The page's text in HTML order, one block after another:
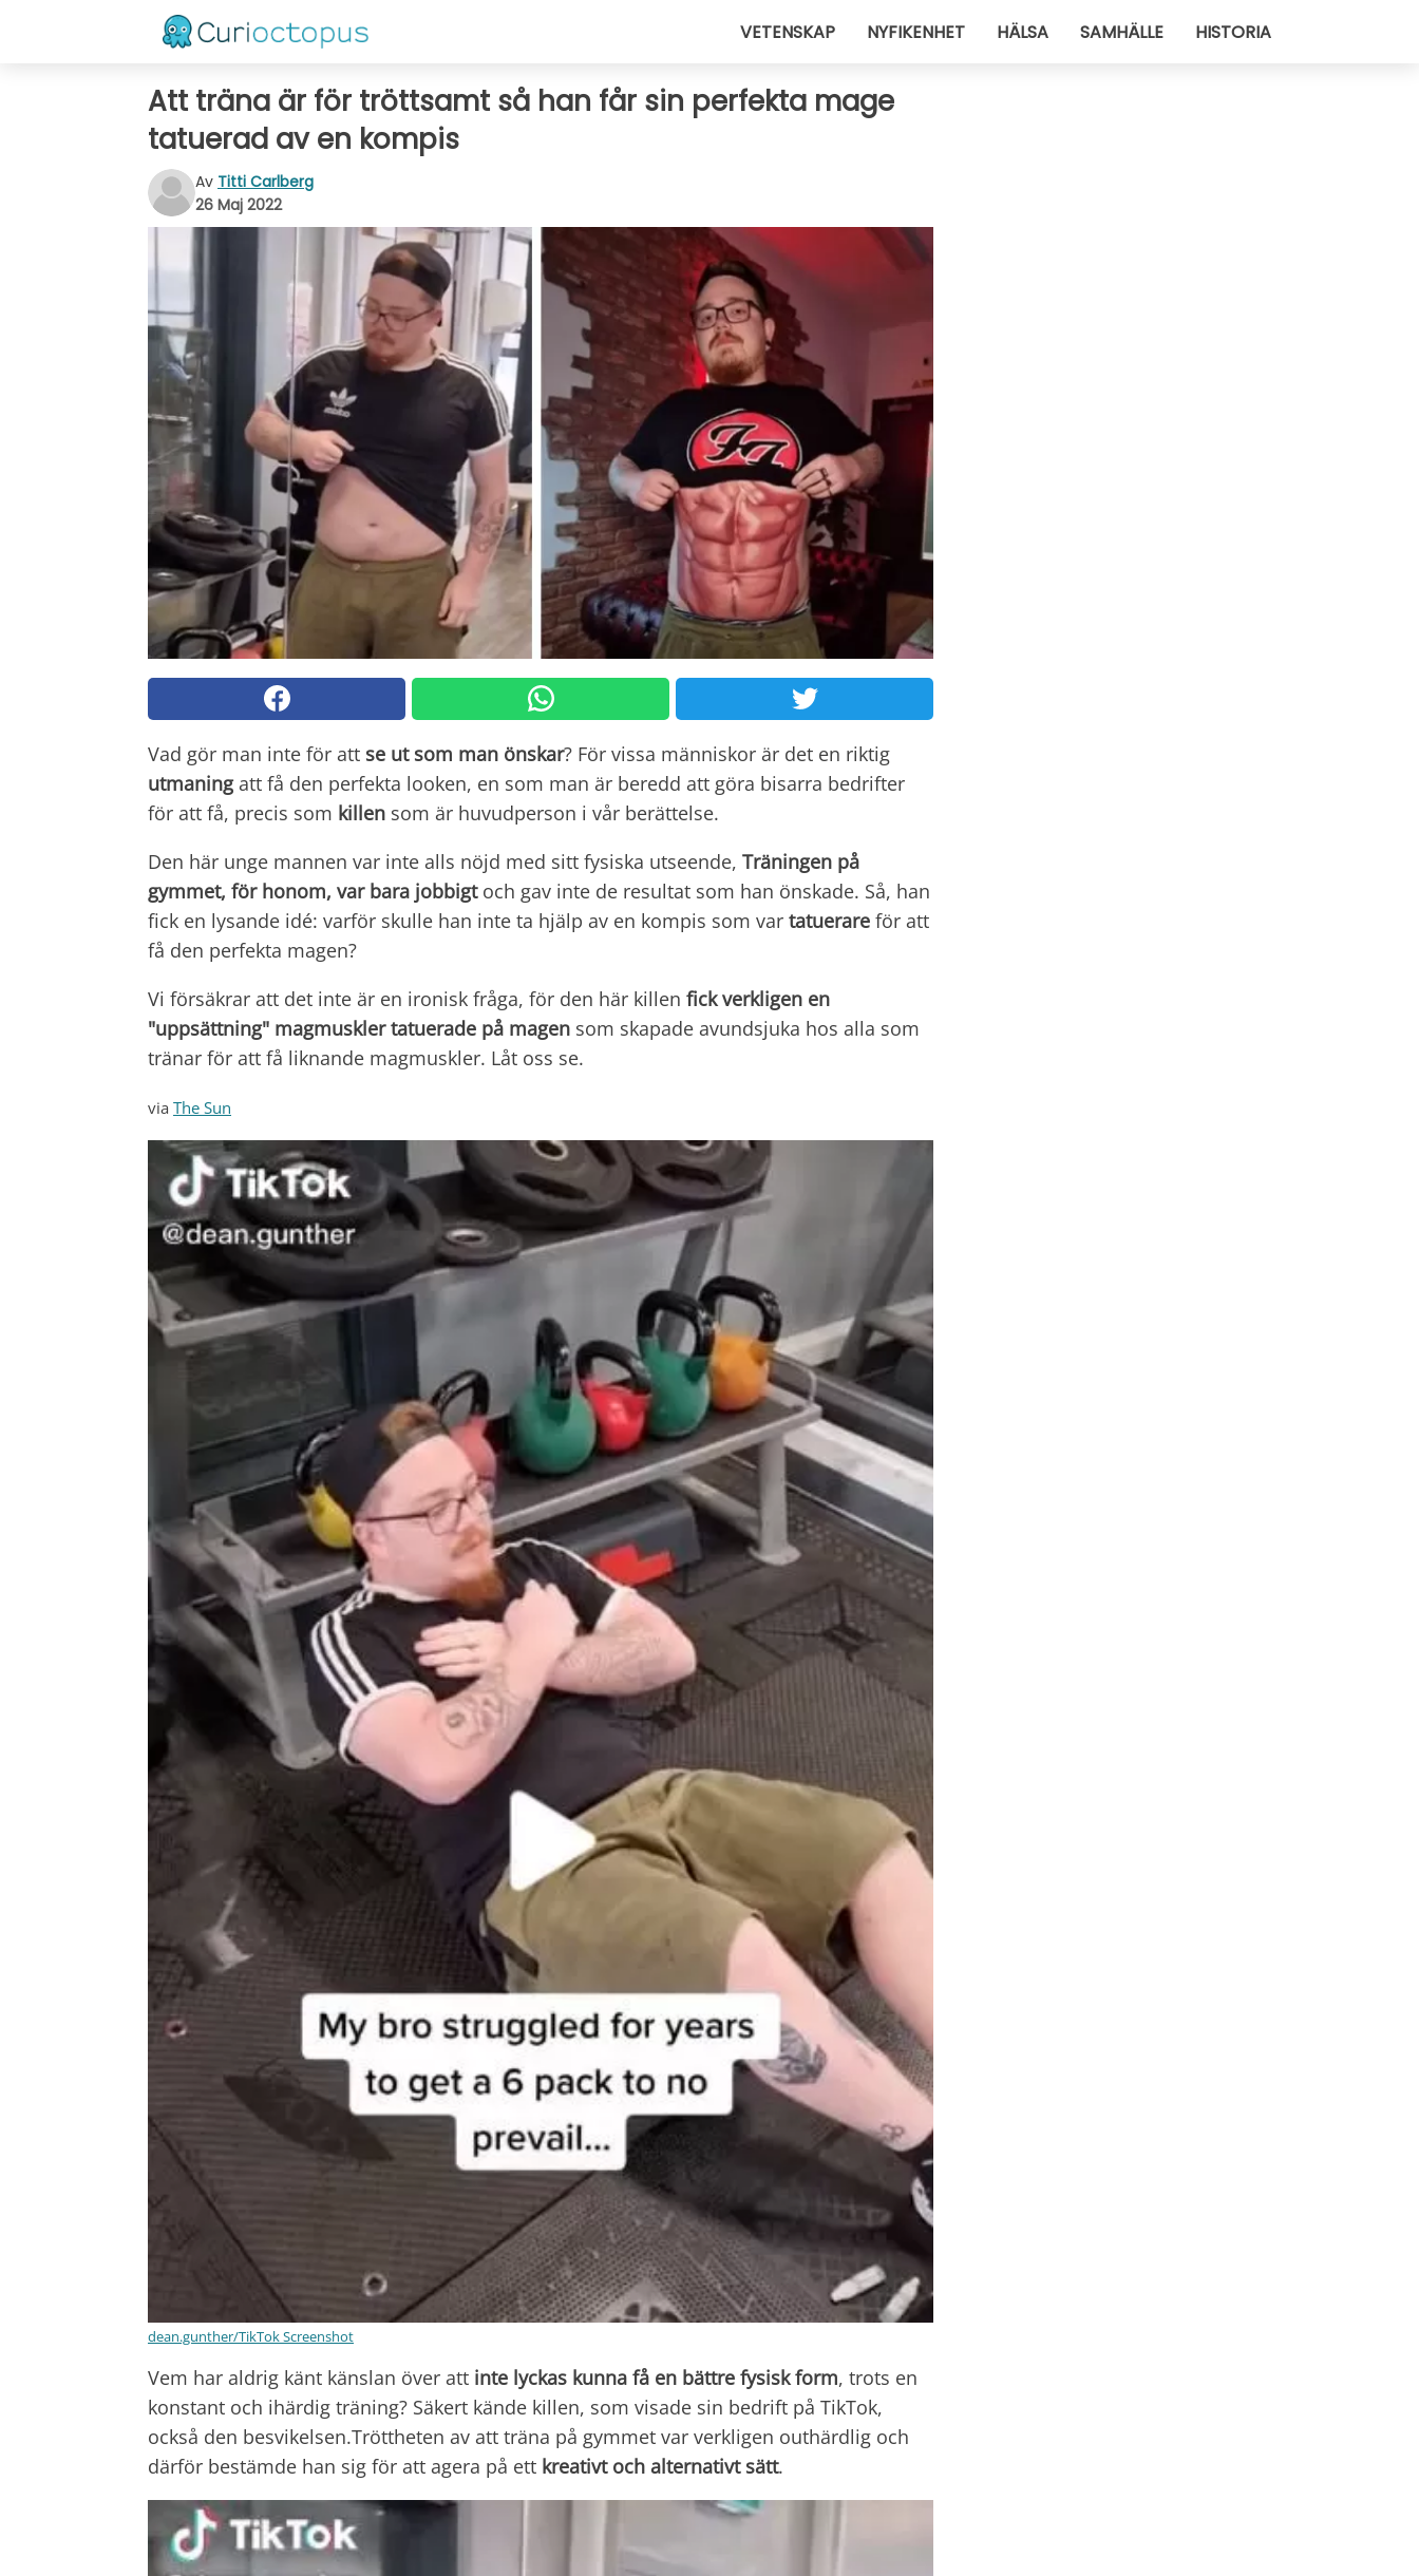
VETENSKAP NYFIKENHET HÄLSA SAMHÄLLE HISTORIA
Att träna är för tröttsamt så han får sin perfekta mage
tatuerad av en kompis
Av Titti Carlberg
26 Maj 2022
Vad gör man inte för att se ut som man önskar? För vissa människor är det en riktig
utmaningatt få den perfekta looken, en som man är beredd att göra bisarra bedrifter
för att få, precis som killen som är huvudperson i vår berättelse.
Den här unge mannen var inte alls nöjd med sitt fysiska utseende, Träningen på
gymmet, för honom, var bara jobbigtoch gav inte de resultat som han önskade. Så, han
fick en lysande idé: varför skulle han inte ta hjälp av en kompis som var tatuerare för att
få den perfekta magen?
Vi försäkrar att det inte är en ironisk fråga, för den här killen fick verkligen en
"uppsättning" magmuskler tatuerade på magen som skapade avundsjuka hos alla som
tränar för att få liknande magmuskler. Låt oss se.
via The Sun
dean.gunther/TikTok Screenshot
Vem har aldrig känt känslan över att inte lyckas kunna få en bättre fysisk form, trots en
konstant och ihärdig träning? Säkert kände killen, som visade sin bedrift på TikTok,
också den besvikelsen.Tröttheten av att träna på gymmet var verkligen outhärdlig och
därför bestämde han sig för att agera på ett kreativt och alternativt sätt.